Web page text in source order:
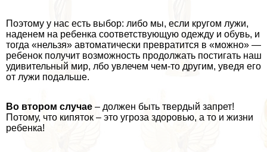
Поэтому у нас есть выбор: либо мы, если кругом лужи,
наденем на ребенка соответствующую одежду и обувь, и
тогда «нельзя» автоматически превратится в «можно» —
ребенок получит возможность продолжать постигать наш
удивительный мир, лбо увлечем чем-то другим, уведя его
от лужи подальше.
Во втором случае – должен быть твердый запрет!
Потому, что кипяток – это угроза здоровью, а то и жизни
ребенка!